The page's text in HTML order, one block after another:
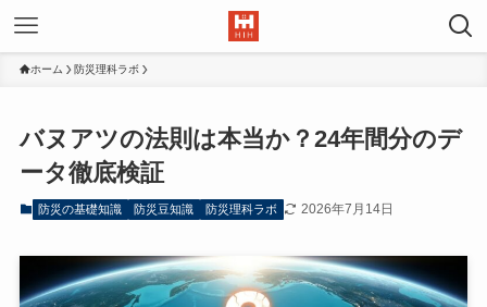
ホーム 防災理科ラボ
バヌアツの法則は本当か？24年間分のデ
ータ徹底検証
防災の基礎知識 防災豆知識 防災理科ラボ 2026年7月14日